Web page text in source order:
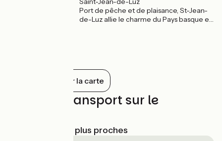
Port de pêche et de plaisance, St-Jean-
de-Luz allie le charme du Pays basque et
Tout afficher sur la carte
Trains et transport sur le
Gares SNCF les plus proches